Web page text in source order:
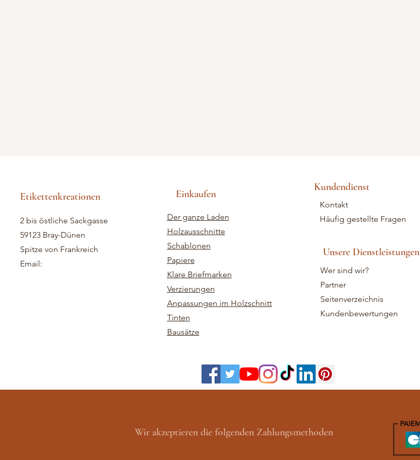
Etikettenkreationen
2 bis östliche Sackgasse
59123 Bray-Dünen
Spitze von Frankreich
Email:
Einkaufen
Der ganze Laden
Holzausschnitte
Schablonen
Papiere
Klare Briefmarken
Verzierungen
Anpassungen im Holzschnitt
Tinten
Bausätze
Wir akzeptieren die folgenden Zahlungsmethoden
Wer sind wir?
Partner
Seitenverzeichnis
Kundenbewertungen
Unsere Dienstleistungen
Kontakt
Häufig gestellte Fragen
Kundendienst